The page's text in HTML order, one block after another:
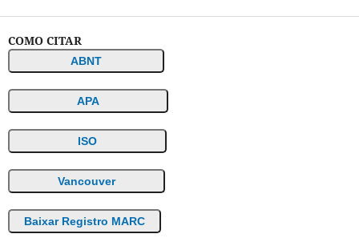
COMO CITAR
ABNT
APA
ISO
Vancouver
Baixar Registro MARC